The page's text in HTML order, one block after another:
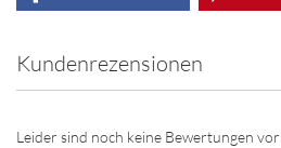
Kundenrezensionen
Leider sind noch keine Bewertungen